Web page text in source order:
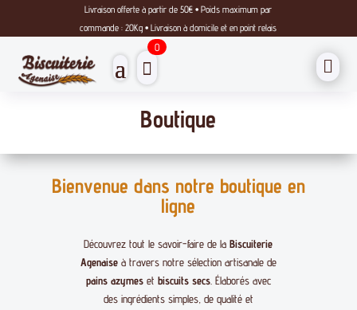
Livraison offerte à partir de 50€ • Poids maximum par
commande : 20Kg • Livraison à domicile et en point relais
0

Boutique
Bienvenue dans notre boutique en
ligne
Découvrez tout le savoir-faire de laBiscuiterie
Agenaiseà travers notre sélection artisanale de
pains azymeset biscuits secs. Élaborés avec
des ingrédients simples, de qualité et